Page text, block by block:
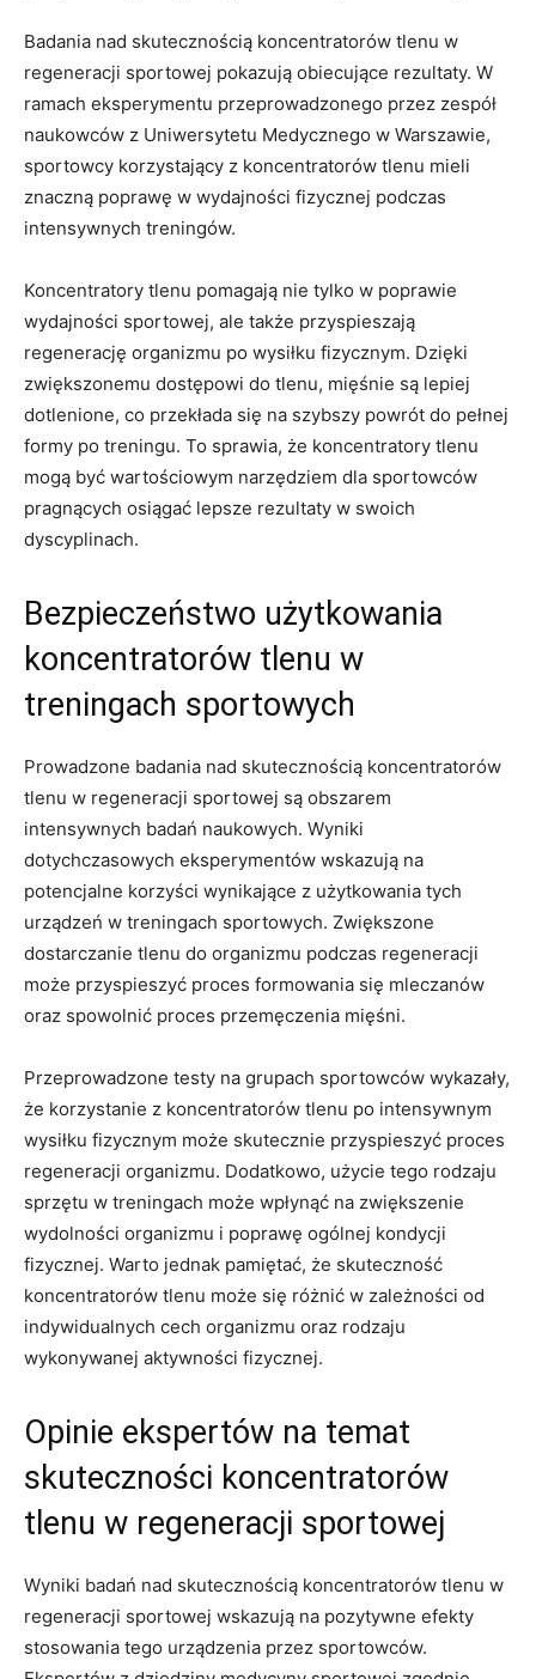
Badania nad skutecznością koncentratorów tlenu ⁤w
regeneracji sportowej pokazują obiecujące rezultaty. W
ramach ⁣eksperymentu przeprowadzonego⁤ przez zespół
naukowców z Uniwersytetu Medycznego w Warszawie,
sportowcy korzystający z⁣ koncentratorów tlenu mieli
znaczną poprawę⁣ w wydajności fizycznej podczas
⁤intensywnych treningów.
Koncentratory tlenu pomagają nie tylko⁢ w poprawie
wydajności sportowej, ale także przyspieszają
regenerację organizmu po wysiłku fizycznym.‌ Dzięki‌
zwiększonemu ‌dostępowi do tlenu, ⁤mięśnie ⁣są ⁢lepiej
⁣dotlenione, co przekłada się na ⁣szybszy⁣ powrót ⁣do pełnej
formy po treningu.‍ To sprawia,⁢ że koncentratory tlenu
mogą być wartościowym ‍narzędziem dla sportowców
pragnących osiągać lepsze rezultaty w swoich
‌dyscyplinach.
Bezpieczeństwo ‍użytkowania
koncentratorów tlenu w
treningach‍ sportowych
Prowadzone badania nad skutecznością koncentratorów
tlenu w regeneracji sportowej są obszarem
⁣intensywnych badań naukowych. ‌Wyniki
dotychczasowych eksperymentów wskazują na
potencjalne korzyści wynikające ⁤z ​użytkowania tych
urządzeń w treningach sportowych. Zwiększone
dostarczanie tlenu do organizmu podczas regeneracji
może przyspieszyć proces formowania się mleczanów
‌oraz ⁢spowolnić proces przemęczenia mięśni.
Przeprowadzone testy na grupach sportowców wykazały,
że korzystanie z koncentratorów⁤ tlenu po intensywnym
wysiłku fizycznym może skutecznie przyspieszyć ⁣proces
regeneracji organizmu. Dodatkowo, użycie tego rodzaju
sprzętu w treningach może wpłynąć ⁣na ‍zwiększenie
wydolności organizmu i poprawę ogólnej kondycji
fizycznej. ⁣Warto jednak pamiętać, że skuteczność
koncentratorów tlenu⁤ może ​się różnić w zależności od
⁢indywidualnych cech organizmu oraz⁢ rodzaju
wykonywanej aktywności‌ fizycznej.
Opinie ekspertów na temat‍
skuteczności koncentratorów
tlenu w regeneracji sportowej
Wyniki badań nad ⁤skutecznością koncentratorów tlenu w
regeneracji ⁤sportowej wskazują na⁤ pozytywne⁤ efekty
stosowania tego urządzenia⁣ przez sportowców.